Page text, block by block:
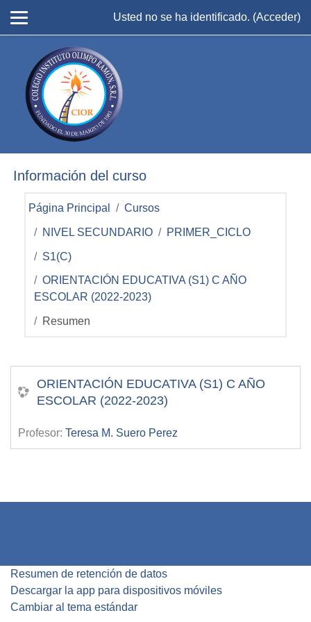
Usted no se ha identificado. (Acceder)
Información del curso
Página Principal Cursos
NIVEL SECUNDARIO PRIMER_CICLO
S1(C)
ORIENTACIÓN EDUCATIVA (S1) C AÑO
ESCOLAR (2022-2023)
Resumen
ORIENTACIÓN EDUCATIVA (S1) C AÑO
ESCOLAR (2022-2023)
Profesor: Teresa M. Suero Perez
Resumen de retención de datos
Descargar la app para dispositivos móviles
Cambiar al tema estándar